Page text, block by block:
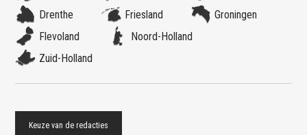
Drenthe
Friesland
Groningen
Flevoland
Noord-Holland
Zuid-Holland